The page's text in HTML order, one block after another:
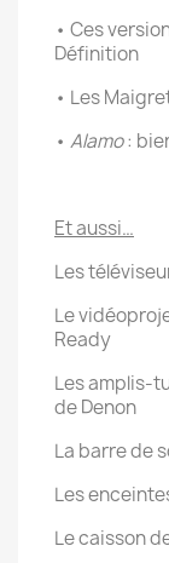
• Ces
Définition
• Les
• Alamo:
Et aussi…
Les
Le
Ready
Les amplis-
de Denon
La barre de
Les
Le caisson